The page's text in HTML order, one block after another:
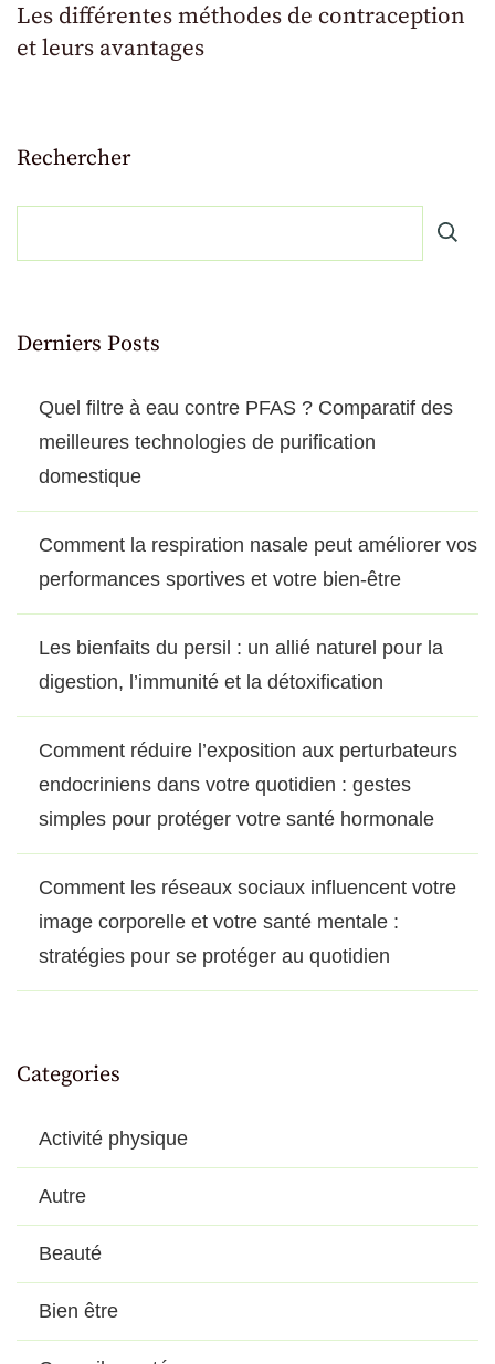
Les différentes méthodes de contraception
et leurs avantages
Rechercher
Derniers Posts
Quel filtre à eau contre PFAS ? Comparatif des
meilleures technologies de purification
domestique
Comment la respiration nasale peut améliorer vos
performances sportives et votre bien-être
Les bienfaits du persil : un allié naturel pour la
digestion, l’immunité et la détoxification
Comment réduire l’exposition aux perturbateurs
endocriniens dans votre quotidien : gestes
simples pour protéger votre santé hormonale
Comment les réseaux sociaux influencent votre
image corporelle et votre santé mentale :
stratégies pour se protéger au quotidien
Categories
Activité physique
Autre
Beauté
Bien être